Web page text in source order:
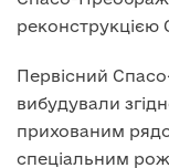
реконструкцією
Первісний
вибудували
прихованим
спеціальним